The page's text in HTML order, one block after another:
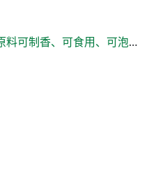
香、可食用、可泡茶、可酿酒